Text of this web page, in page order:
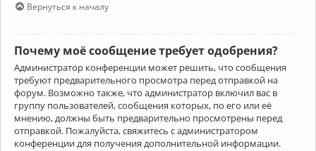
Вернуться к началу
Почему моё сообщение требует одобрения?
Администратор конференции может решить, что сообщения
требуют предварительного просмотра перед отправкой на
форум. Возможно также, что администратор включил вас в
группу пользователей, сообщения которых, по его или её
мнению, должны быть предварительно просмотрены перед
отправкой. Пожалуйста, свяжитесь с администратором
конференции для получения дополнительной информации.